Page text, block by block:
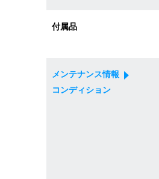
付属品
メンテナンス情報
コンディション